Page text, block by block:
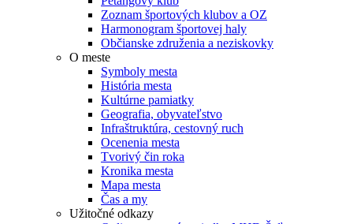
Zoznam športových klubov a OZ
Harmonogram športovej haly
Občianske združenia a neziskovky
O meste
Symboly mesta
História mesta
Kultúrne pamiatky
Geografia, obyvateľstvo
Infraštruktúra, cestovný ruch
Ocenenia mesta
Tvorivý čin roka
Kronika mesta
Mapa mesta
Čas a my
Užitočné odkazy